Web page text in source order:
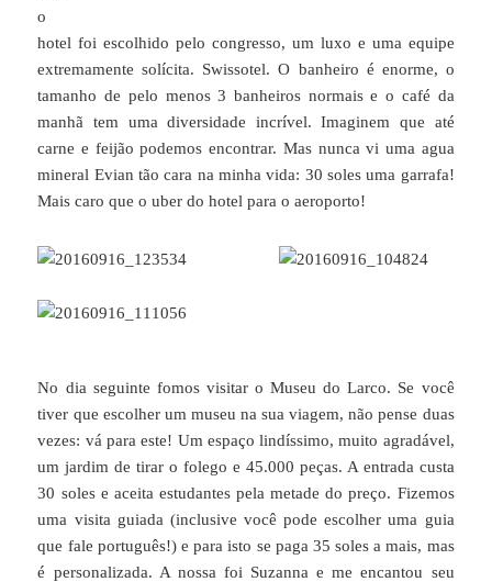
o
hotel foi escolhido pelo congresso, um luxo e uma equipe
extremamente solícita. Swissotel. O banheiro é enorme, o
tamanho de pelo menos 3 banheiros normais e o café da
manhã tem uma diversidade incrível. Imaginem que até
carne e feijão podemos encontrar. Mas nunca vi uma agua
mineral Evian tão cara na minha vida: 30 soles uma garrafa!
Mais caro que o uber do hotel para o aeroporto!
No dia seguinte fomos visitar o Museu do Larco. Se você
tiver que escolher um museu na sua viagem, não pense duas
vezes: vá para este! Um espaço lindíssimo, muito agradável,
um jardim de tirar o folego e 45.000 peças. A entrada custa
30 soles e aceita estudantes pela metade do preço. Fizemos
uma visita guiada (inclusive você pode escolher uma guia
que fale português!) e para isto se paga 35 soles a mais, mas
é personalizada. A nossa foi Suzanna e me encantou seu